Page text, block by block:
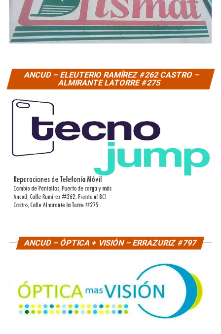
ANCUD – ELEUTERIO RAMÍREZ #262 CASTRO –
ALMIRANTE LATORRE #275
ANCUD – ÓPTICA + VISIÓN – ERRAZURIZ #797